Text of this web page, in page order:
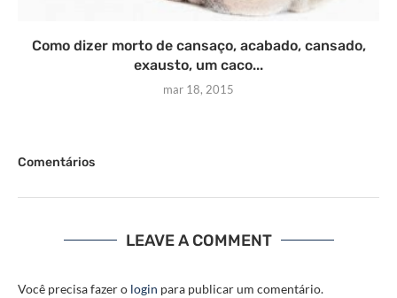
Como dizer morto de cansaço, acabado, cansado,
exausto, um caco...
mar 18, 2015
Comentários
LEAVE A COMMENT
Você precisa fazer o login para publicar um comentário.